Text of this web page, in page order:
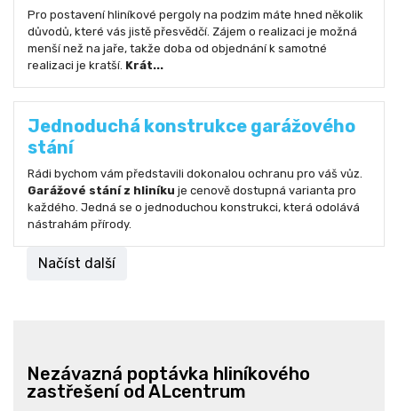
Pro postavení hliníkové pergoly na podzim máte hned několik
důvodů, které vás jistě přesvědčí. Zájem o realizaci je možná
menší než na jaře, takže doba od objednání k samotné
realizaci je kratší. Krát...
Jednoduchá konstrukce garážového
stání
Rádi bychom vám představili dokonalou ochranu pro váš vůz.
Garážové stání z hliníku je cenově dostupná varianta pro
každého. Jedná se o jednoduchou konstrukci, která odolává
nástrahám přírody.
Načíst další
Nezávazná poptávka hliníkového
zastřešení od ALcentrum